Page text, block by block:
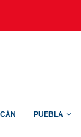
PUEBLA